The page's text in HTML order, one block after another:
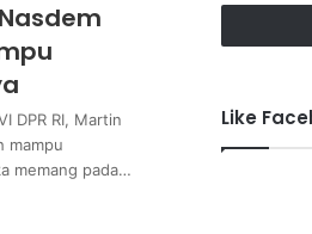
DPR RI, Martin
mampu
memang pada…
Like